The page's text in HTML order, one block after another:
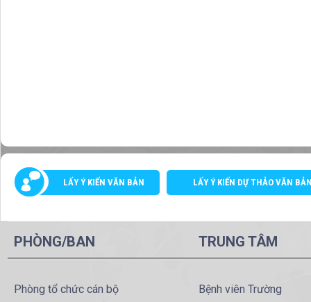
LẤY Ý KIẾN VĂN BẢN LẤY Ý KIẾN DỰ THẢO VĂN
PHÒNG/BAN
Phòng tổ chức cán bộ
TRUNG TÂM
Bệnh viên Trường